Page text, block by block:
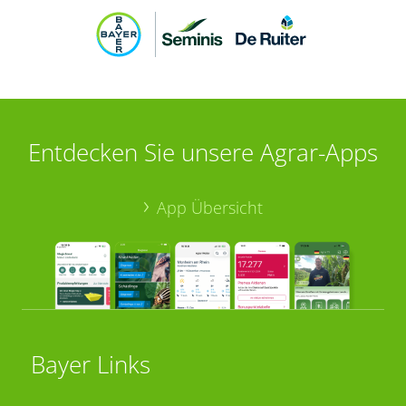
Entdecken Sie unsere Agrar-Apps
App Übersicht
Bayer Links